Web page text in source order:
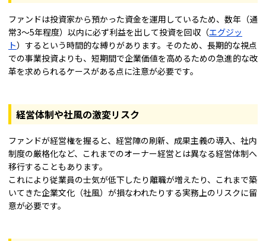
ファンドは投資家から預かった資金を運用しているため、数年（通
常3〜5年程度）以内に必ず利益を出して投資を回収（エグジッ
ト）するという時間的な縛りがあります。そのため、長期的な視点
での事業投資よりも、短期間で企業価値を高めるための急進的な改
革を求められるケースがある点に注意が必要です。
経営体制や社風の激変リスク
ファンドが経営権を握ると、経営陣の刷新、成果主義の導入、社内
制度の厳格化など、これまでのオーナー経営とは異なる経営体制へ
移行することもあります。
これにより従業員の士気が低下したり離職が増えたり、これまで築
いてきた企業文化（社風）が損なわれたりする実務上のリスクに留
意が必要です。